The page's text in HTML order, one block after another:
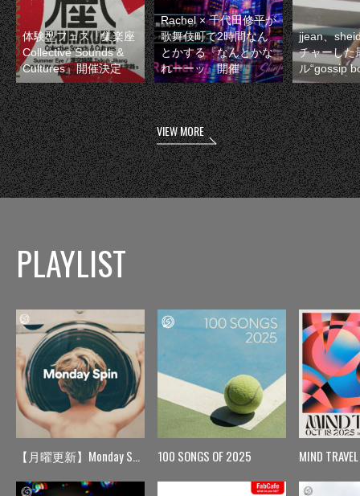
体験型フェス『集楽座
Collective Sounds &
Cultures』開催決定
Rachel × 千代田修平が
歌舞伎町で2時間なん
とかする『なんとかな
れーーッ』開催
jjean、
チャーした
ル“gossip
VIEW MORE
PLAYLIST
【月曜更新】Monday Spin 100 SONGS OF 2025 MIND TRAVEL